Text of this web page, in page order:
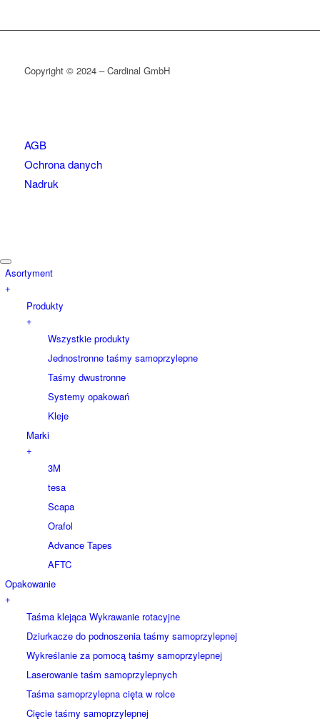
Copyright © 2024 – Cardinal GmbH
AGB
Ochrona danych
Nadruk
Asortyment
+
Produkty
+
Wszystkie produkty
Jednostronne taśmy samoprzylepne
Taśmy dwustronne
Systemy opakowań
Kleje
Marki
+
3M
tesa
Scapa
Orafol
Advance Tapes
AFTC
Opakowanie
+
Taśma klejąca Wykrawanie rotacyjne
Dziurkacze do podnoszenia taśmy samoprzylepnej
Wykreślanie za pomocą taśmy samoprzylepnej
Laserowanie taśm samoprzylepnych
Taśma samoprzylepna cięta w rolce
Cięcie taśmy samoprzylepnej